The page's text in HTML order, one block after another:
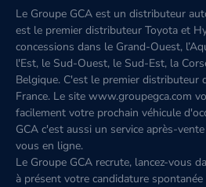
Le Groupe GCA est un distributeur
est le premier distributeur Toyota et
concessions dans le Grand-Ouest,
l'Est, le Sud-Ouest, le Sud-Est, la
Belgique. C'est le premier distributeur
France. Le site www.groupegca.com
facilement votre prochain véhicule
GCA c'est aussi un service après-
vous en ligne.
Le Groupe GCA recrute, lancez-vous
à présent votre candidature spontanée